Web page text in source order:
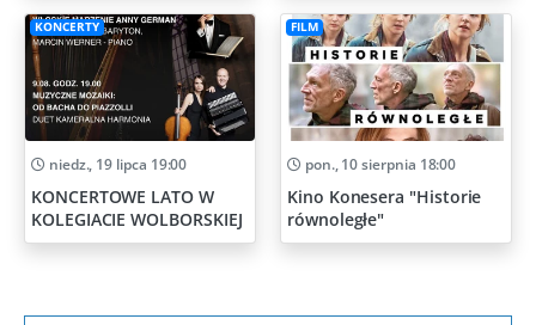
KONCERTY
niedz., 19 lipca 19:00
KONCERTOWE LATO W
KOLEGIACIE WOLBORSKIEJ
FILM
pon., 10 sierpnia 18:00
Kino Konesera "Historie
równoległe"